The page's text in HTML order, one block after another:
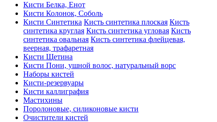
Кисти Белка, Енот
Кисти Колонок, Соболь
Кисти Синтетика Кисть синтетика плоская Кисть
синтетика круглая Кисть синтетика угловая Кисть
синтетика овальная Кисть синтетика флейцевая,
веерная, трафаретная
Кисти Щетина
Кисти Пони, ушной волос, натуральный ворс
Наборы кистей
Кисти-резервуары
Кисти каллиграфия
Мастихины
Поролоновые, силиконовые кисти
Очистители кистей